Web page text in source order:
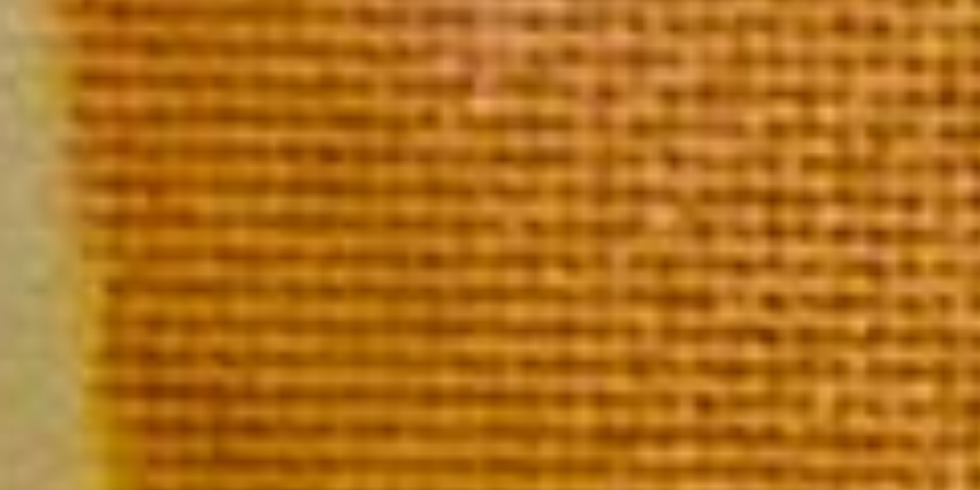
La collection Mailly Grand Cru
Découvrez le Champagne qui vous correspond.